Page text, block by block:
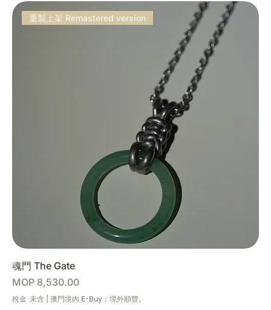
重製上架 Remastered version
魂門 The Gate
價格
MOP 8,530.00
稅金 未含 澳門境內 E-Buy；境外順豐。